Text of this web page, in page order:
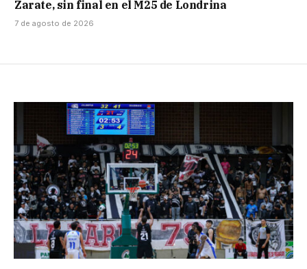
Zarate, sin final en el M25 de Londrina
7 de agosto de 2026